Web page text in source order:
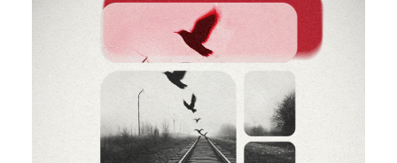
Είσοδος διαχειριστή